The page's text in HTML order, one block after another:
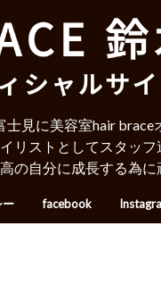
見に美容室hair brace
リストとしてスタッフ
の自分に成長する為に
ー facebook